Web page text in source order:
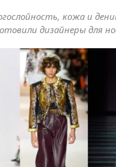
кожа и
дизайнеры для